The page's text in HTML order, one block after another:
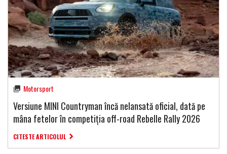
Motorsport
Versiune MINI Countryman încă nelansată oficial, dată pe
mâna fetelor în competiția off-road Rebelle Rally 2026
CITESTE ARTICOLUL